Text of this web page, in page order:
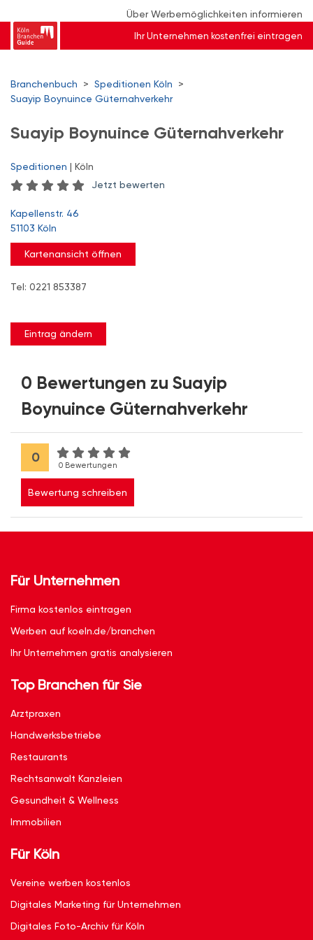
Über Werbemöglichkeiten informieren
Ihr Unternehmen kostenfrei eintragen
Branchenbuch > Speditionen Köln
>
Suayip Boynuince Güternahverkehr
Suayip Boynuince Güternahverkehr
Speditionen | Köln
Jetzt bewerten
Kapellenstr. 46
51103 Köln
Kartenansicht öffnen
Tel: 0221 853387
Eintrag ändern
0 Bewertungen zu Suayip
Boynuince Güternahverkehr
0
0 Bewertungen
Bewertung schreiben
Für Unternehmen
Firma kostenlos eintragen
Werben auf koeln.de/branchen
Ihr Unternehmen gratis analysieren
Top Branchen für Sie
Arztpraxen
Handwerksbetriebe
Restaurants
Rechtsanwalt Kanzleien
Gesundheit & Wellness
Immobilien
Für Köln
Vereine werben kostenlos
Digitales Marketing für Unternehmen
Digitales Foto-Archiv für Köln